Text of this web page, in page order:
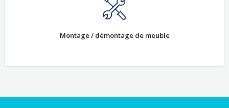
Montage / démontage de meuble